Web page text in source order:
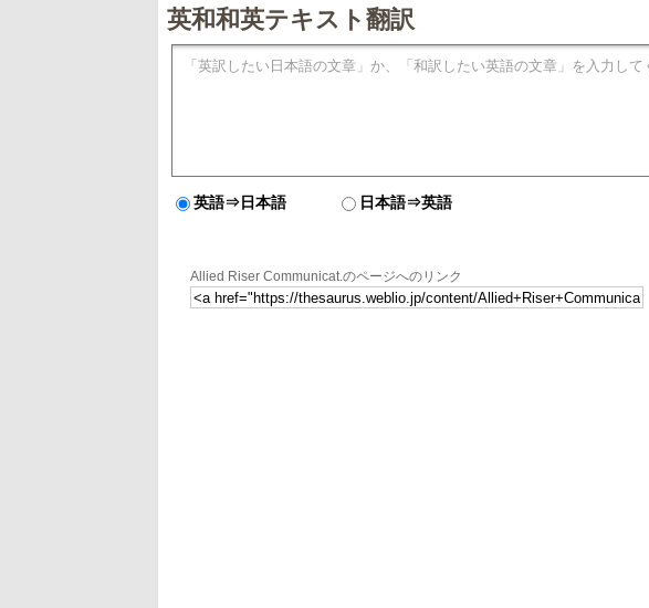
英和和英テキスト翻訳
英語⇒日本語 日本語⇒英語
Allied Riser Communicat.のページへのリンク